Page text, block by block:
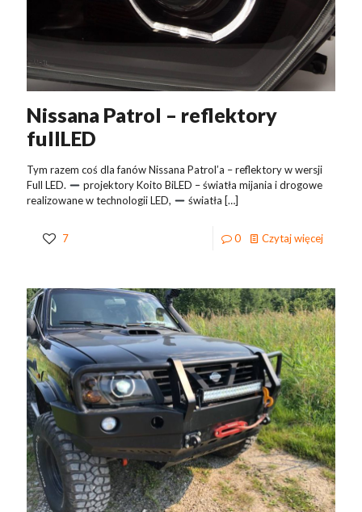
Nissana Patrol – reflektory
fullLED
Tym razem coś dla fanów Nissana Patrol’a – reflektory w wersji
Full LED.
projektory Koito BiLED – światła mijania i drogowe
realizowane w technologii LED,
światła […]
7 0 Czytaj więcej